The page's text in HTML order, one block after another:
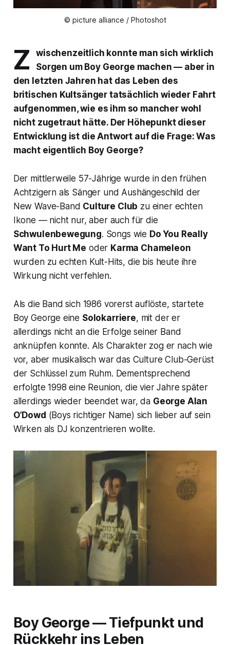
© picture alliance / Photoshot
Z
wischenzeitlich konnte man sich wirklich
Sorgen um Boy George machen — aber in
den letzten Jahren hat das Leben des
britischen Kultsänger tatsächlich wieder Fahrt
aufgenommen, wie es ihm so mancher wohl
nicht zugetraut hätte. Der Höhepunkt dieser
Entwicklung ist die Antwort auf die Frage: Was
macht eigentlich Boy George?
Der mittlerweile 57-Jährige wurde in den frühen
Achtzigern als Sänger und Aushängeschild der
New Wave-Band Culture Club zu einer echten
Ikone — nicht nur, aber auch für die
Schwulenbewegung. Songs wie Do You Really
Want To Hurt Me oder Karma Chameleon
wurden zu echten Kult-Hits, die bis heute ihre
Wirkung nicht verfehlen.
Als die Band sich 1986 vorerst auflöste, startete
Boy George eine Solokarriere, mit der er
allerdings nicht an die Erfolge seiner Band
anknüpfen konnte. Als Charakter zog er nach wie
vor, aber musikalisch war das Culture Club-Gerüst
der Schlüssel zum Ruhm. Dementsprechend
erfolgte 1998 eine Reunion, die vier Jahre später
allerdings wieder beendet war, da George Alan
O’Dowd (Boys richtiger Name) sich lieber auf sein
Wirken als DJ konzentrieren wollte.
Boy George — Tiefpunkt und
Rückkehr ins Leben